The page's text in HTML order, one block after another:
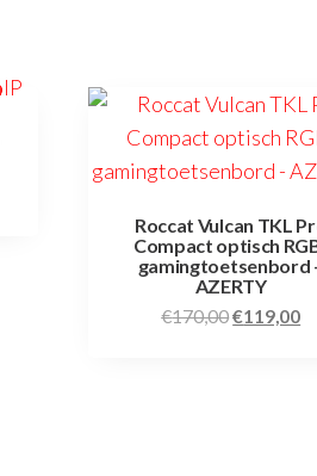
Roccat Vulcan TKL
Compact optisch
gamingtoetsenbord
AZERTY
€170,00€119,00